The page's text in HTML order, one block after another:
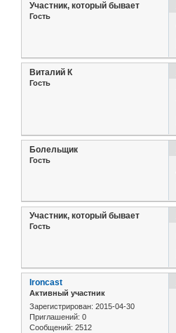
Участник, который бывает
Гость
Виталий К
Гость
Болельщик
Гость
Участник, который бывает
Гость
Ironcast
Активный участник
Зарегистрирован: 2015-04-30
Приглашений: 0
Сообщений: 2512